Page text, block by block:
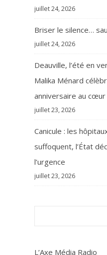
juillet 24, 2026
Briser le silence…
juillet 24, 2026
Deauville, l’été en
Malika Ménard
anniversaire au
juillet 23, 2026
Canicule : les
suffoquent, l’État
l’urgence
juillet 23, 2026
L’Axe Média Radio